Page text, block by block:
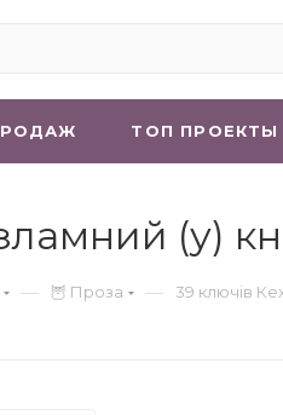
ТОП ПРОЕКТЫ
(у)
— 🦉 Проза — 39 ключів